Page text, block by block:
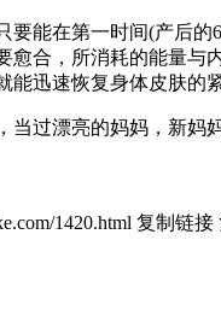
要能在第一时间(产后
愈合，所消耗的能量与
能迅速恢复身体皮肤的
当过漂亮的妈妈，新妈
1420.html 复制链接